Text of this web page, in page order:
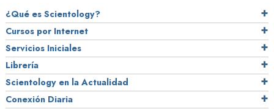
¿Qué es Scientology?
Cursos por Internet
Servicios Iniciales
Librería
Scientology en la Actualidad
Conexión Diaria